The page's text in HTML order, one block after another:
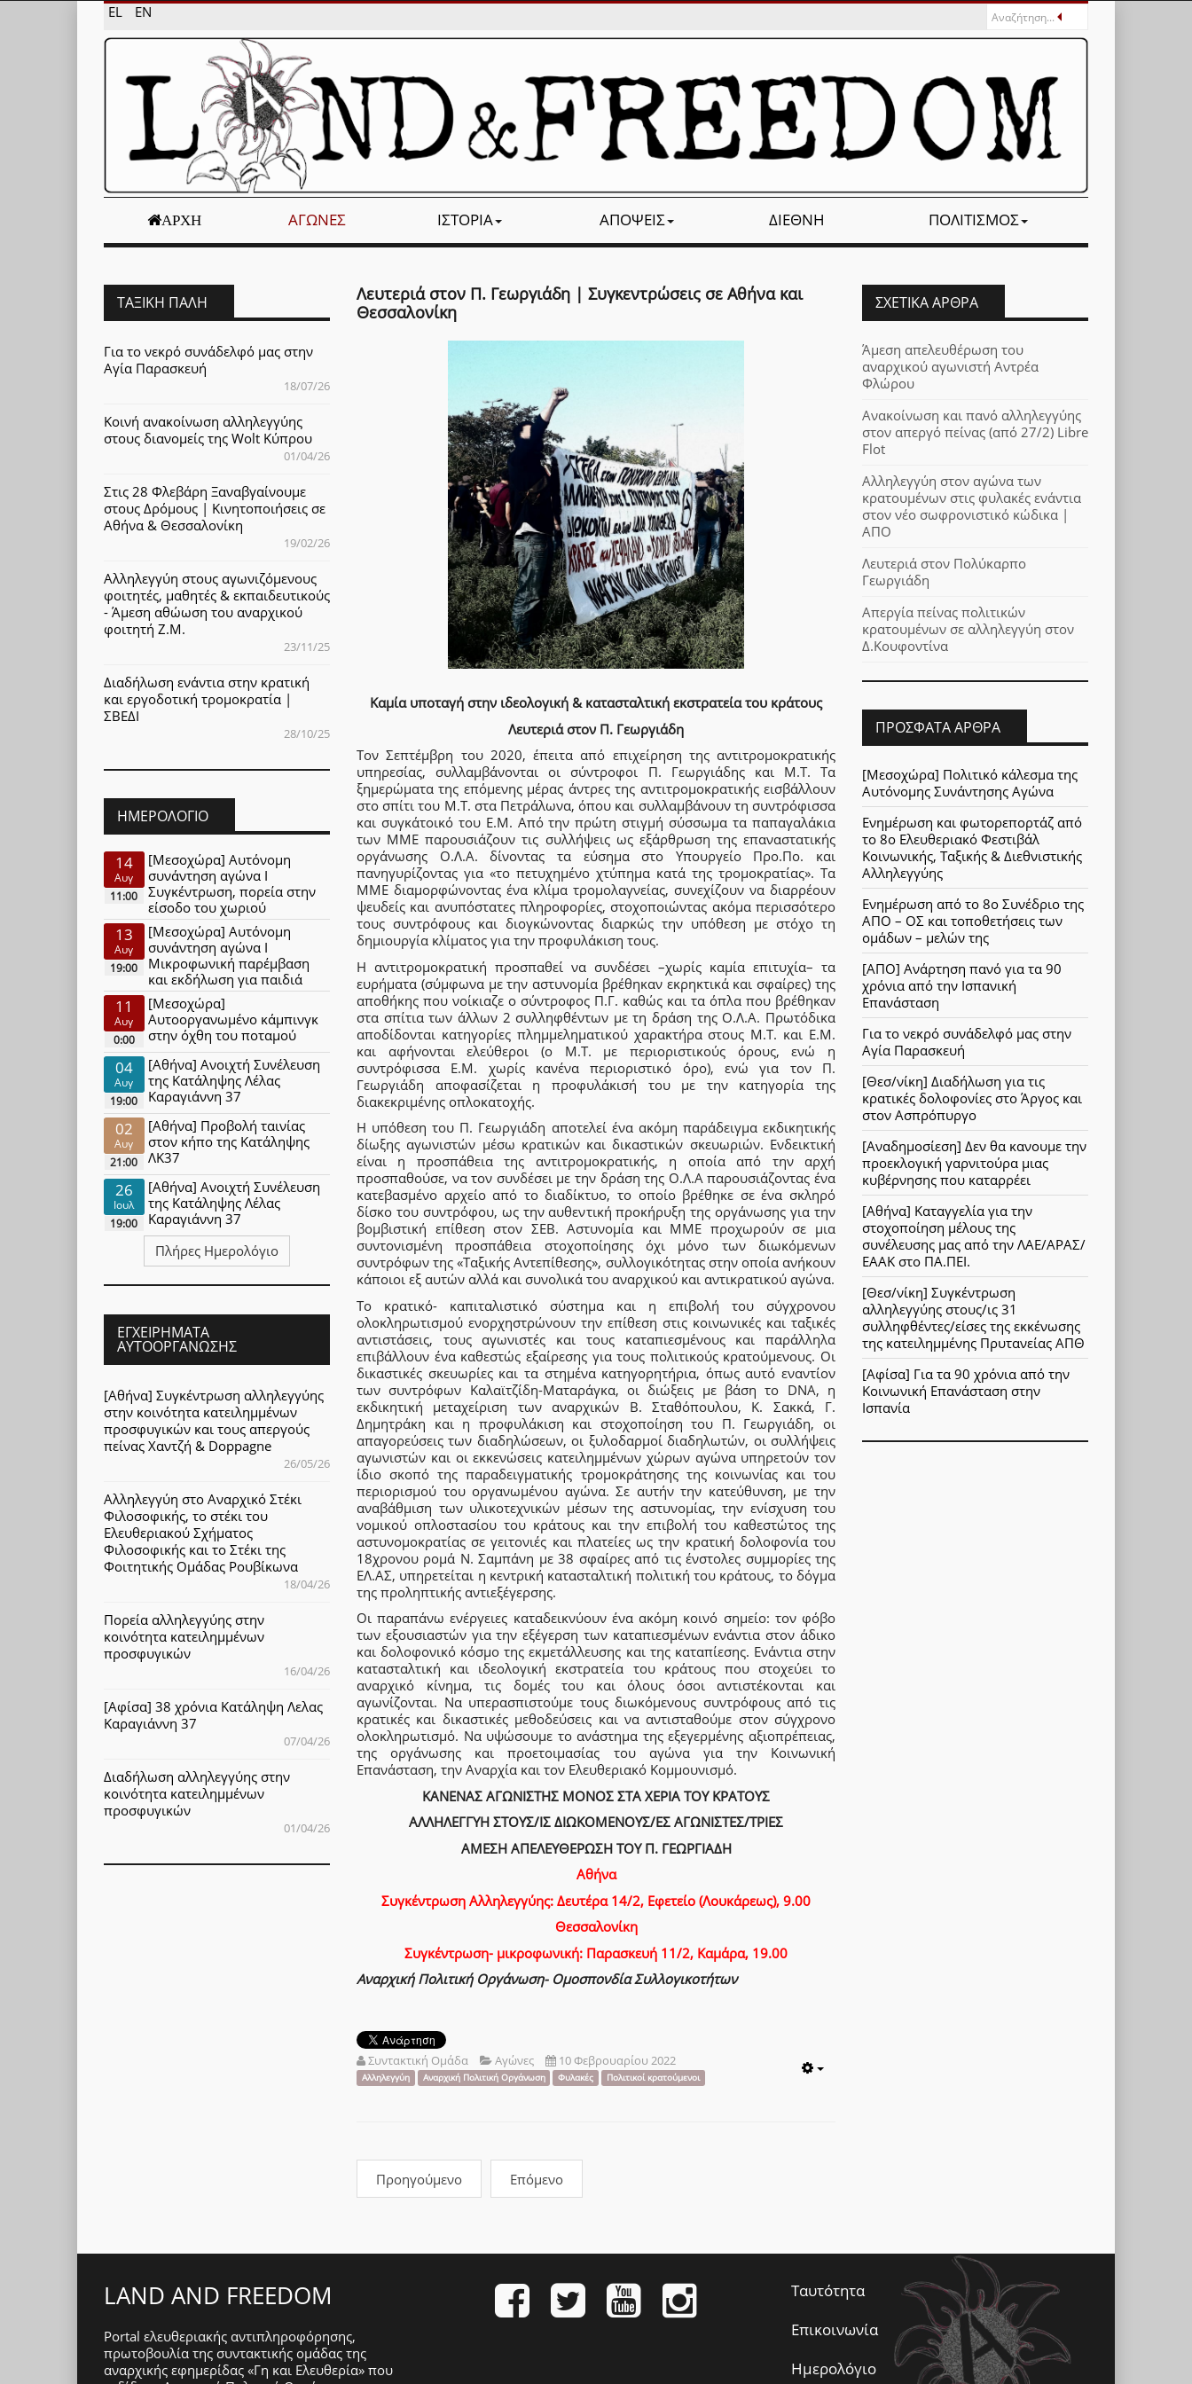
EL EN
ΑΡΧΉ ΑΓΏΝΕΣ ΙΣΤΟΡΊΑ ΑΠΌΨΕΙΣ ΔΙΕΘΝΉ ΠΟΛΙΤΙΣΜΌΣ
Λευτεριά στον Π. Γεωργιάδη | Συγκεντρώσεις σε Αθήνα και
Θεσσαλονίκη
Καμία υποταγή στην ιδεολογική & κατασταλτική εκστρατεία του κράτους
Λευτεριά στον Π. Γεωργιάδη
Τον Σεπτέμβρη του 2020, έπειτα από επιχείρηση της αντιτρομοκρατικής
υπηρεσίας, συλλαμβάνονται οι σύντροφοι Π. Γεωργιάδης και Μ.Τ. Τα
ξημερώματα της επόμενης μέρας άντρες της αντιτρομοκρατικής εισβάλλουν
στο σπίτι του Μ.Τ. στα Πετράλωνα, όπου και συλλαμβάνουν τη συντρόφισσα
και συγκάτοικό του Ε.Μ. Από την πρώτη στιγμή σύσσωμα τα παπαγαλάκια
των ΜΜΕ παρουσιάζουν τις συλλήψεις ως εξάρθρωση της επαναστατικής
οργάνωσης Ο.Λ.Α. δίνοντας τα εύσημα στο Υπουργείο Προ.Πο. και
πανηγυρίζοντας για «το πετυχημένο χτύπημα κατά της τρομοκρατίας». Τα
ΜΜΕ διαμορφώνοντας ένα κλίμα τρομολαγνείας, συνεχίζουν να διαρρέουν
ψευδείς και ανυπόστατες πληροφορίες, στοχοποιώντας ακόμα περισσότερο
τους συντρόφους και διογκώνοντας διαρκώς την υπόθεση με στόχο τη
δημιουργία κλίματος για την προφυλάκιση τους.
Η αντιτρομοκρατική προσπαθεί να συνδέσει –χωρίς καμία επιτυχία– τα
ευρήματα (σύμφωνα με την αστυνομία βρέθηκαν εκρηκτικά και σφαίρες) της
αποθήκης που νοίκιαζε ο σύντροφος Π.Γ. καθώς και τα όπλα που βρέθηκαν
στα σπίτια των άλλων 2 συλληφθέντων με τη δράση της Ο.Λ.Α. Πρωτόδικα
αποδίδονται κατηγορίες πλημμεληματικού χαρακτήρα στους Μ.Τ. και Ε.Μ.
και αφήνονται ελεύθεροι (ο Μ.Τ. με περιοριστικούς όρους, ενώ η
συντρόφισσα Ε.Μ. χωρίς κανένα περιοριστικό όρο), ενώ για τον Π.
Γεωργιάδη αποφασίζεται η προφυλάκισή του με την κατηγορία της
διακεκριμένης οπλοκατοχής.
Η υπόθεση του Π. Γεωργιάδη αποτελεί ένα ακόμη παράδειγμα εκδικητικής
δίωξης αγωνιστών μέσω κρατικών και δικαστικών σκευωριών. Ενδεικτική
είναι η προσπάθεια της αντιτρομοκρατικής, η οποία από την αρχή
προσπαθούσε, να τον συνδέσει με την δράση της Ο.Λ.Α παρουσιάζοντας ένα
κατεβασμένο αρχείο από το διαδίκτυο, το οποίο βρέθηκε σε ένα σκληρό
δίσκο του συντρόφου, ως την αυθεντική προκήρυξη της οργάνωσης για την
βομβιστική επίθεση στον ΣΕΒ. Αστυνομία και ΜΜΕ προχωρούν σε μια
συντονισμένη προσπάθεια στοχοποίησης όχι μόνο των διωκόμενων
συντρόφων της «Ταξικής Αντεπίθεσης», συλλογικότητας στην οποία ανήκουν
κάποιοι εξ αυτών αλλά και συνολικά του αναρχικού και αντικρατικού αγώνα.
Το κρατικό- καπιταλιστικό σύστημα και η επιβολή του σύγχρονου
ολοκληρωτισμού ενορχηστρώνουν την επίθεση στις κοινωνικές και ταξικές
αντιστάσεις, τους αγωνιστές και τους καταπιεσμένους και παράλληλα
επιβάλλουν ένα καθεστώς εξαίρεσης για τους πολιτικούς κρατούμενους. Οι
δικαστικές σκευωρίες και τα στημένα κατηγορητήρια, όπως αυτό εναντίον
των συντρόφων Καλαϊτζίδη-Ματαράγκα, οι διώξεις με βάση το DNA, η
εκδικητική μεταχείριση των αναρχικών Β. Σταθόπουλου, Κ. Σακκά, Γ.
Δημητράκη και η προφυλάκιση και στοχοποίηση του Π. Γεωργιάδη, οι
απαγορεύσεις των διαδηλώσεων, οι ξυλοδαρμοί διαδηλωτών, οι συλλήψεις
αγωνιστών και οι εκκενώσεις κατειλημμένων χώρων αγώνα υπηρετούν τον
ίδιο σκοπό της παραδειγματικής τρομοκράτησης της κοινωνίας και του
περιορισμού του οργανωμένου αγώνα. Σε αυτήν την κατεύθυνση, με την
αναβάθμιση των υλικοτεχνικών μέσων της αστυνομίας, την ενίσχυση του
νομικού οπλοστασίου του κράτους και την επιβολή του καθεστώτος της
αστυνομοκρατίας σε γειτονιές και πλατείες ως την κρατική δολοφονία του
18χρονου ρομά Ν. Σαμπάνη με 38 σφαίρες από τις ένστολες συμμορίες της
ΕΛ.ΑΣ, υπηρετείται η κεντρική κατασταλτική πολιτική του κράτους, το δόγμα
της προληπτικής αντιεξέγερσης.
Οι παραπάνω ενέργειες καταδεικνύουν ένα ακόμη κοινό σημείο: τον φόβο
των εξουσιαστών για την εξέγερση των καταπιεσμένων ενάντια στον άδικο
και δολοφονικό κόσμο της εκμετάλλευσης και της καταπίεσης. Ενάντια στην
κατασταλτική και ιδεολογική εκστρατεία του κράτους που στοχεύει το
αναρχικό κίνημα, τις δομές του και όλους όσοι αντιστέκονται και
αγωνίζονται. Να υπερασπιστούμε τους διωκόμενους συντρόφους από τις
κρατικές και δικαστικές μεθοδεύσεις και να αντισταθούμε στον σύγχρονο
ολοκληρωτισμό. Να υψώσουμε το ανάστημα της εξεγερμένης αξιοπρέπειας,
της οργάνωσης και προετοιμασίας του αγώνα για την Κοινωνική
Επανάσταση, την Αναρχία και τον Ελευθεριακό Κομμουνισμό.
ΚΑΝΕΝΑΣ ΑΓΩΝΙΣΤΗΣ ΜΟΝΟΣ ΣΤΑ ΧΕΡΙΑ ΤΟΥ ΚΡΑΤΟΥΣ
ΑΛΛΗΛΕΓΓΥΗ ΣΤΟΥΣ/ΙΣ ΔΙΩΚΟΜΕΝΟΥΣ/ΕΣ ΑΓΩΝΙΣΤΕΣ/ΤΡΙΕΣ
ΑΜΕΣΗ ΑΠΕΛΕΥΘΕΡΩΣΗ ΤΟΥ Π. ΓΕΩΡΓΙΑΔΗ
Αθήνα
Συγκέντρωση Αλληλεγγύης: Δευτέρα 14/2, Εφετείο (Λουκάρεως), 9.00
Θεσσαλονίκη
Συγκέντρωση- μικροφωνική: Παρασκευή 11/2, Καμάρα, 19.00
Αναρχική Πολιτική Οργάνωση- Ομοσπονδία Συλλογικοτήτων
Συντακτική Ομάδα Αγώνες 10 Φεβρουαρίου 2022
Αλληλεγγύη Αναρχική Πολιτική Οργάνωση Φυλακές Πολιτικοί κρατούμενοι
Προηγούμενο Επόμενο
ΤΑΞΙΚΉ ΠΆΛΗ
Για το νεκρό συνάδελφό μας στην
Αγία Παρασκευή
18/07/26
Κοινή ανακοίνωση αλληλεγγύης
στους διανομείς της Wolt Κύπρου
01/04/26
Στις 28 Φλεβάρη Ξαναβγαίνουμε
στους Δρόμους | Κινητοποιήσεις σε
Αθήνα & Θεσσαλονίκη
19/02/26
Αλληλεγγύη στους αγωνιζόμενους
φοιτητές, μαθητές & εκπαιδευτικούς
- Άμεση αθώωση του αναρχικού
φοιτητή Ζ.Μ.
23/11/25
Διαδήλωση ενάντια στην κρατική
και εργοδοτική τρομοκρατία |
ΣΒΕΔΙ
28/10/25
ΗΜΕΡΟΛΌΓΙΟ
14
Αυγ
11:00
[Μεσοχώρα] Αυτόνομη
συνάντηση αγώνα Ι
Συγκέντρωση, πορεία στην
είσοδο του χωριού
13
Αυγ
19:00
[Μεσοχώρα] Αυτόνομη
συνάντηση αγώνα Ι
Μικροφωνική παρέμβαση
και εκδήλωση για παιδιά
11
Αυγ
0:00
[Μεσοχώρα]
Αυτοοργανωμένο κάμπινγκ
στην όχθη του ποταμού
04
Αυγ
19:00
[Αθήνα] Ανοιχτή Συνέλευση
της Κατάληψης Λέλας
Καραγιάννη 37
02
Αυγ
21:00
[Αθήνα] Προβολή ταινίας
στον κήπο της Κατάληψης
ΛΚ37
26
Ιουλ
19:00
[Αθήνα] Ανοιχτή Συνέλευση
της Κατάληψης Λέλας
Καραγιάννη 37
Πλήρες Ημερολόγιο
ΕΓΧΕΙΡΉΜΑΤΑ
ΑΥΤΟΟΡΓΆΝΩΣΗΣ
[Αθήνα] Συγκέντρωση αλληλεγγύης
στην κοινότητα κατειλημμένων
προσφυγικών και τους απεργούς
πείνας Χαντζή & Doppagne
26/05/26
Αλληλεγγύη στο Αναρχικό Στέκι
Φιλοσοφικής, το στέκι του
Ελευθεριακού Σχήματος
Φιλοσοφικής και το Στέκι της
Φοιτητικής Ομάδας Ρουβίκωνα
18/04/26
Πορεία αλληλεγγύης στην
κοινότητα κατειλημμένων
προσφυγικών
16/04/26
[Αφίσα] 38 χρόνια Κατάληψη Λελας
Καραγιάννη 37
07/04/26
Διαδήλωση αλληλεγγύης στην
κοινότητα κατειλημμένων
προσφυγικών
01/04/26
ΣΧΕΤΙΚΆ ΆΡΘΡΑ
Άμεση απελευθέρωση του
αναρχικού αγωνιστή Αντρέα
Φλώρου
Ανακοίνωση και πανό αλληλεγγύης
στον απεργό πείνας (από 27/2) Libre
Flot
Αλληλεγγύη στον αγώνα των
κρατουμένων στις φυλακές ενάντια
στον νέο σωφρονιστικό κώδικα |
ΑΠΟ
Λευτεριά στον Πολύκαρπο
Γεωργιάδη
Απεργία πείνας πολιτικών
κρατουμένων σε αλληλεγγύη στον
Δ.Κουφοντίνα
ΠΡΌΣΦΑΤΑ ΆΡΘΡΑ
[Μεσοχώρα] Πολιτικό κάλεσμα της
Αυτόνομης Συνάντησης Αγώνα
Ενημέρωση και φωτορεπορτάζ από
το 8ο Ελευθεριακό Φεστιβάλ
Κοινωνικής, Ταξικής & Διεθνιστικής
Αλληλεγγύης
Ενημέρωση από το 8ο Συνέδριο της
ΑΠΟ – ΟΣ και τοποθετήσεις των
ομάδων – μελών της
[ΑΠΟ] Ανάρτηση πανό για τα 90
χρόνια από την Ισπανική
Επανάσταση
Για το νεκρό συνάδελφό μας στην
Αγία Παρασκευή
[Θεσ/νίκη] Διαδήλωση για τις
κρατικές δολοφονίες στο Άργος και
στον Ασπρόπυργο
[Αναδημοσίεση] Δεν θα κανουμε την
προεκλογική γαρνιτούρα μιας
κυβέρνησης που καταρρέει
[Αθήνα] Καταγγελία για την
στοχοποίηση μέλους της
συνέλευσης μας από την ΛΑΕ/ΑΡΑΣ/
ΕΑΑΚ στο ΠΑ.ΠΕΙ.
[Θεσ/νίκη] Συγκέντρωση
αλληλεγγύης στους/ις 31
συλληφθέντες/είσες της εκκένωσης
της κατειλημμένης Πρυτανείας ΑΠΘ
[Αφίσα] Για τα 90 χρόνια από την
Κοινωνική Επανάσταση στην
Ισπανία
LAND AND FREEDOM
Portal ελευθεριακής αντιπληροφόρησης,
πρωτοβουλία της συντακτικής ομάδας της
αναρχικής εφημερίδας «Γη και Ελευθερία» που
Ταυτότητα
Επικοινωνία
Ημερολόγιο